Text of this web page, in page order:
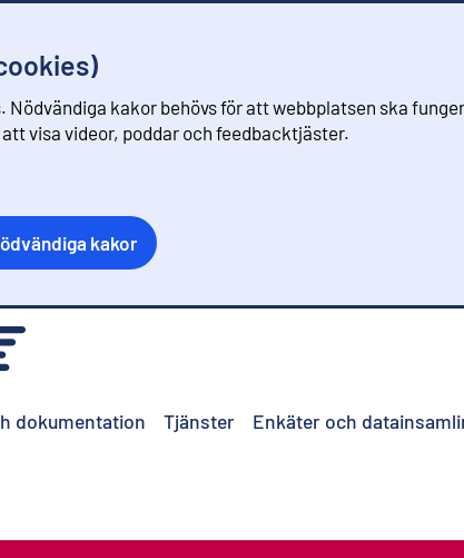
Nödvändiga kakor behövs för att webbplatsen ska
visa videor, poddar och feedbacktjäster.
kakor
dokumentation Tjänster Enkäter och